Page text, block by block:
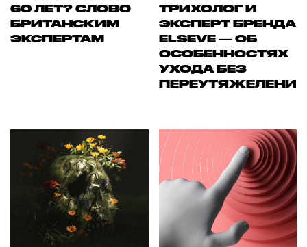
60 ЛЕТ? СЛОВО
БРИТАНСКИМ
ЭКСПЕРТАМ
ТРИХОЛОГ И
ЭКСПЕРТ БРЕНДА
ELSEVE — ОБ
ОСОБЕННОСТЯХ
УХОДА БЕЗ
ПЕРЕУТЯЖЕЛЕНИЯ